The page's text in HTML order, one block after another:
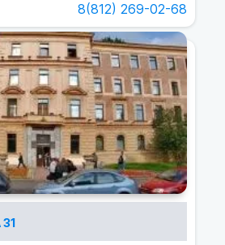
8(812) 269-02-68